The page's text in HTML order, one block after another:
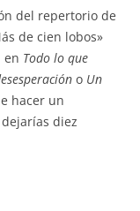
del repertorio de
de cien lobos»
en Todo lo que
o Un
hacer un
diez